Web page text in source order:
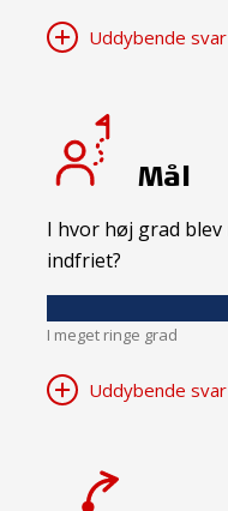
Uddybende svar
Mål
I hvor høj grad
indfriet?
I meget ringe grad
Uddybende svar